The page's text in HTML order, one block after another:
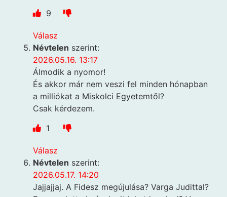
9
Válasz
Névtelen szerint:
2026.05.16. 13:17
Álmodik a nyomor!
És akkor már nem veszi fel minden hónapban
a milliókat a Miskolci Egyetemtől?
Csak kérdezem.
1
Válasz
Névtelen szerint:
2026.05.17. 14:20
Jajjajjaj. A Fidesz megújulása? Varga Judittal?